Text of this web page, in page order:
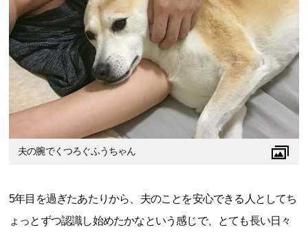
夫の腕でくつろぐふうちゃん
5年目を過ぎたあたりから、夫のことを安心できる人としてち
ょっとずつ認識し始めたかなという感じで、とても長い日々